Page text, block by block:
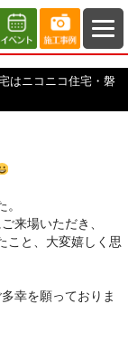
はニコニコ住宅・磐
来場いただき、
こと、大変嬉しく思
幸を願っておりま